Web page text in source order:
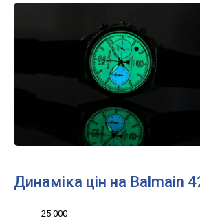
Динаміка цін на Balmain
25 000